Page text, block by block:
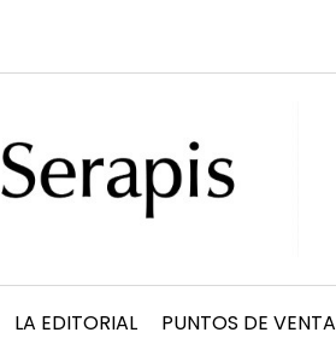
LA EDITORIAL PUNTOS DE VENTA